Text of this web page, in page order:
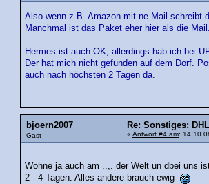
Also wenn z.B. Amazon mit ne Mail schreibt
Manchmal ist das Paket eher hier als die
Hermes ist auch OK, allerdings hab ich bei
Der hat mich nicht gefunden auf dem Dorf.
auch nach höchsten 2 Tagen da.
bjoern2007
Gast
Re: Sonstiges:
« Antwort #4 am:
Wohne ja auch am ..,. der Welt un dbei uns
2 - 4 Tagen. Alles andere brauch ewig